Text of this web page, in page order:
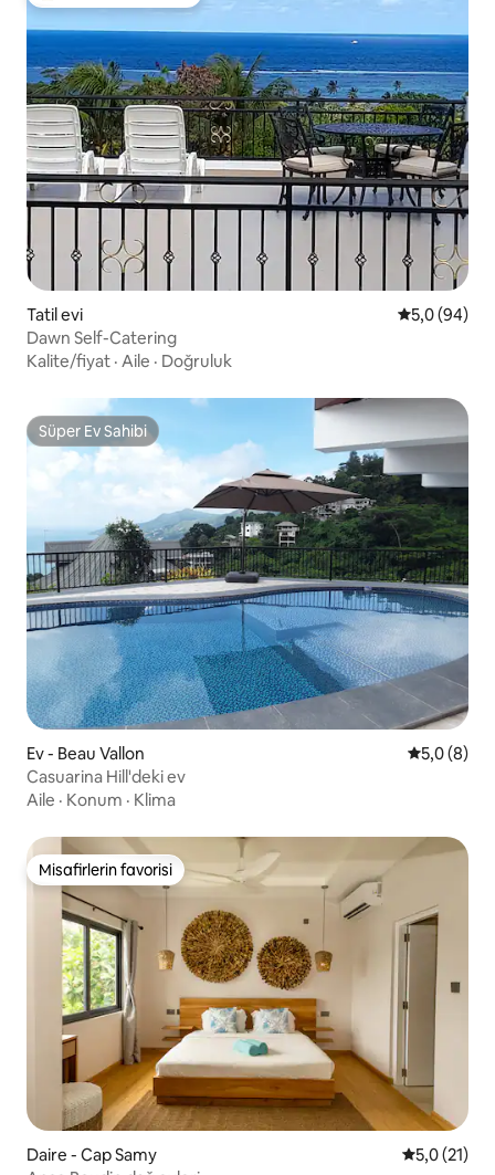
Tatil evi 5 üzerinden
5,0 (94)
Dawn Self-Catering
Kalite/fiyat · Aile · Doğruluk
Süper Ev Sahibi
Süper Ev Sahibi
Ev - Beau Vallon 55,0 (8)
Casuarina Hill'deki ev
Aile · Konum · Klima
Misafirlerin favorisi
Misafirlerin favorisi
Daire - Cap Samy 55,0 (21)